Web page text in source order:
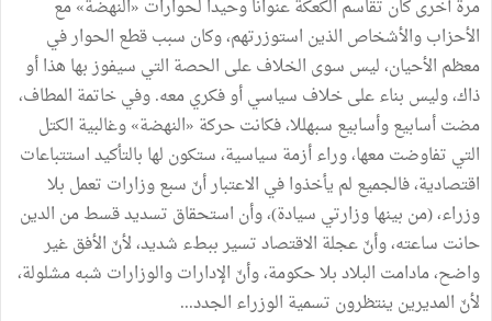
مرة أخرى كان تقاسم الكعكة عنوانا وحيدا لحوارات «النهضة» مع
الأحزاب والأشخاص الذين استوزرتهم، وكان سبب قطع الحوار في
معظم الأحيان، ليس سوى الخلاف على الحصة التي سيفوز بها هذا أو
ذاك، وليس بناء على خلاف سياسي أو فكري معه. وفي خاتمة المطاف،
مضت أسابيع وأسابيع سبهللا، فكانت حركة «النهضة» وغالبية الكتل
التي تفاوضت معها، وراء أزمة سياسية، ستكون لها بالتأكيد استتباعات
اقتصادية، فالجميع لم يأخذوا في الاعتبار أنّ سبع وزارات تعمل بلا
وزراء، (من بينها وزارتي سيادة)، وأن استحقاق تسديد قسط من الدين
حانت ساعته، وأنّ عجلة الاقتصاد تسير ببطء شديد، لأنّ الأفق غير
واضح، مادامت البلاد بلا حكومة، وأنّ الإدارات والوزارات شبه مشلولة،
لأنّ المديرين ينتظرون تسمية الوزراء الجدد...